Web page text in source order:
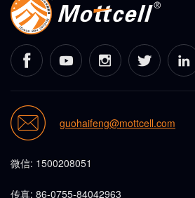
guohaifeng@mottcell.com
微信: 1500208051
传真: 86-0755-84042963